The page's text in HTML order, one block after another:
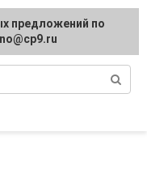
предложений по